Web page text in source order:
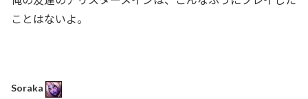
ことはないよ。
Soraka